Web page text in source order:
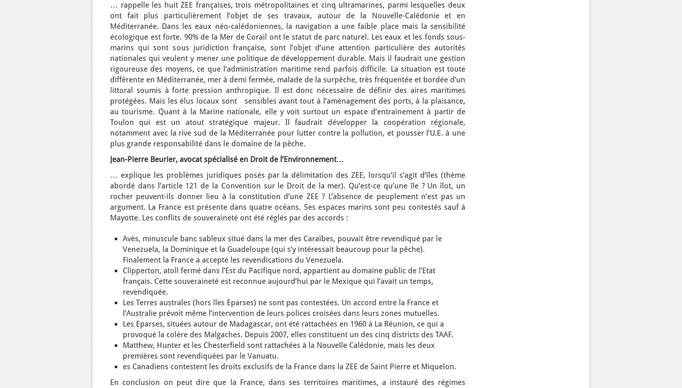
… rappelle les huit ZEE françaises, trois métropolitaines et cinq ultramarines, parmi lesquelles deux
ont fait plus particulièrement l’objet de ses travaux, autour de la Nouvelle-Calédonie et en
Méditerranée. Dans les eaux néo-calédoniennes, la navigation a une faible place mais la sensibilité
écologique est forte. 90% de la Mer de Corail ont le statut de parc naturel. Les eaux et les fonds sous-
marins qui sont sous juridiction française, sont l’objet d’une attention particulière des autorités
nationales qui veulent y mener une politique de développement durable. Mais il faudrait une gestion
rigoureuse des moyens, ce que l’administration maritime rend parfois difficile. La situation est toute
différente en Méditerranée, mer à demi fermée, malade de la surpêche, très fréquentée et bordée d’un
littoral soumis à forte pression anthropique. Il est donc nécessaire de définir des aires maritimes
protégées. Mais les élus locaux sont sensibles avant tout à l’aménagement des ports, à la plaisance,
au tourisme. Quant à la Marine nationale, elle y voit surtout un espace d’entrainement à partir de
Toulon qui est un atout stratégique majeur. Il faudrait développer la coopération régionale,
notamment avec la rive sud de la Méditerranée pour lutter contre la pollution, et pousser l’U.E. à une
plus grande responsabilité dans le domaine de la pêche.
Jean-Pierre Beurier, avocat spécialisé en Droit de l’Environnement…
… explique les problèmes juridiques posés par la délimitation des ZEE, lorsqu’il s’agit d’îles (thème
abordé dans l’article 121 de la Convention sur le Droit de la mer). Qu’est-ce qu’une île ? Un îlot, un
rocher peuvent-ils donner lieu à la constitution d’une ZEE ? L’absence de peuplement n’est pas un
argument. La France est présente dans quatre océans. Ses espaces marins sont peu contestés sauf à
Mayotte. Les conflits de souveraineté ont été réglés par des accords :
Avès, minuscule banc sableux situé dans la mer des Caraïbes, pouvait être revendiqué par le
Venezuela, la Dominique et la Guadeloupe (qui s’y intéressait beaucoup pour la pêche).
Finalement la France a accepté les revendications du Venezuela.
Clipperton, atoll fermé dans l’Est du Pacifique nord, appartient au domaine public de l’Etat
français. Cette souveraineté est reconnue aujourd’hui par le Mexique qui l’avait un temps,
revendiquée.
Les Terres australes (hors îles Eparses) ne sont pas contestées. Un accord entre la France et
l’Australie prévoit même l’intervention de leurs polices croisées dans leurs zones mutuelles.
Les Eparses, situées autour de Madagascar, ont été rattachées en 1960 à La Réunion, ce qui a
provoqué la colère des Malgaches. Depuis 2007, elles constituent un des cinq districts des TAAF.
Matthew, Hunter et les Chesterfield sont rattachées à la Nouvelle Calédonie, mais les deux
premières sont revendiquées par le Vanuatu.
es Canadiens contestent les droits exclusifs de la France dans la ZEE de Saint Pierre et Miquelon.
En conclusion on peut dire que la France, dans ses territoires maritimes, a instauré des régimes